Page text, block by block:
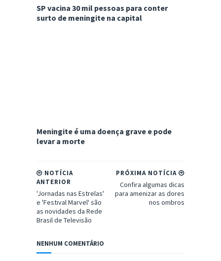
SP vacina 30 mil pessoas para conter
surto de meningite na capital
Meningite é uma doença grave e pode
levar a morte
PRÓXIMA NOTÍCIA
Confira algumas dicas
para amenizar as dores
nos ombros
NOTÍCIA
ANTERIOR
'Jornadas nas Estrelas'
e 'Festival Marvel' são
as novidades da Rede
Brasil de Televisão
NENHUM COMENTÁRIO